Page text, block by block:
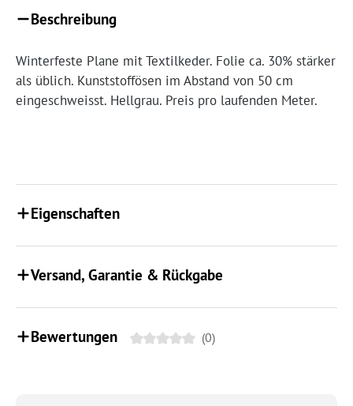
Beschreibung
Winterfeste Plane mit Textilkeder. Folie ca. 30% stärker
als üblich. Kunststoffösen im Abstand von 50 cm
eingeschweisst. Hellgrau. Preis pro laufenden Meter.
Eigenschaften
Versand, Garantie & Rückgabe
Bewertungen (0)